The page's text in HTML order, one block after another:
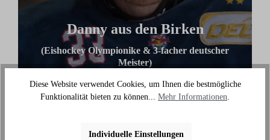
Danny aus den Birken
(Eishockey Olympionike & 3-facher deutscher
Meister)
"Ich benutze das Bike jeden Tag und es hilft mir
außerhalb des Eises an meiner Fitness zu arbeiten."
Diese Website verwendet Cookies, um Ihnen die bestmögliche
Funktionalität bieten zu können... Mehr Informationen.
Individuelle Einstellungen